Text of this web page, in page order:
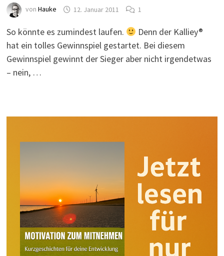
von Hauke 12. Januar 2011 1
So könnte es zumindest laufen.
Denn der Kalliey®
hat ein tolles Gewinnspiel gestartet. Bei diesem
Gewinnspiel gewinnt der Sieger aber nicht irgendetwas
– nein, …